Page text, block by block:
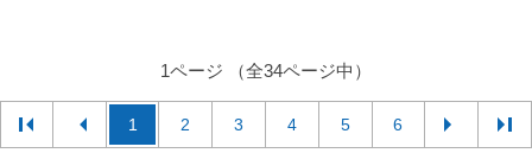
1ページ （全34ページ中）
1 2 3 4 5 6